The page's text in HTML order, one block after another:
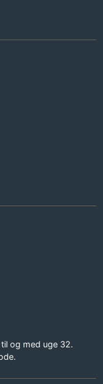
og med uge 32.